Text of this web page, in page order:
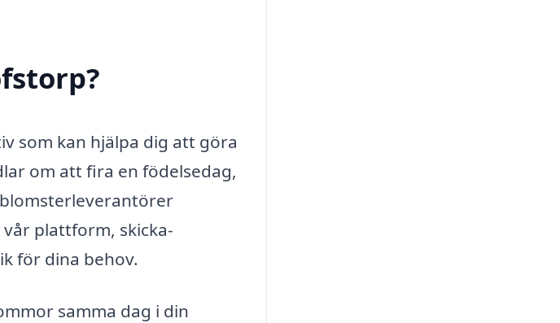
som kan hjälpa dig att göra
om att fira en födelsedag,
plattform, skicka-
för dina behov.
samma dag i din